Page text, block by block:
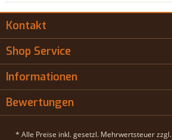
Kontakt
Shop Service
Informationen
Bewertungen
* Alle Preise inkl. gesetzl. Mehrwertsteuer zzgl.